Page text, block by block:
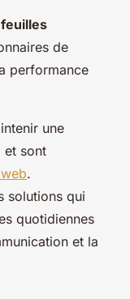
de
performance
une
et sont
.
solutions qui
quotidiennes
et la